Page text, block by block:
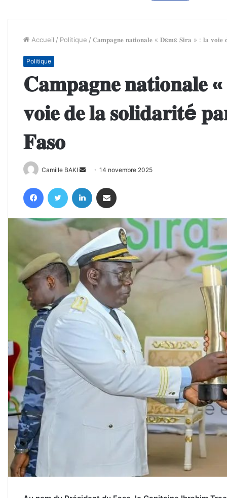
Accueil / Politique / 𝐂𝐚𝐦𝐩𝐚𝐠𝐧𝐞 𝐧𝐚𝐭𝐢𝐨𝐧𝐚𝐥𝐞 « 𝐃ɛ𝐦ɛ 𝐒𝐢𝐫𝐚 » : 𝐥𝐚 𝐯𝐨𝐢𝐞
Politique
𝐂𝐚𝐦𝐩𝐚𝐠𝐧𝐞 𝐧𝐚𝐭𝐢𝐨𝐧𝐚𝐥𝐞
𝐯𝐨𝐢𝐞 𝐝𝐞 𝐥𝐚 𝐬𝐨𝐥𝐢𝐝𝐚𝐫𝐢𝐭é
𝐅𝐚𝐬𝐨
Camille BAKI
Envoyer
courriel
14 novembre 2025
FacebookTwitter Linkedin